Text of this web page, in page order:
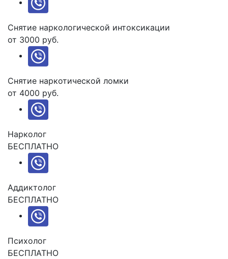
Снятие наркологической интоксикации
от 3000 руб.
Снятие наркотической ломки
от 4000 руб.
Нарколог
БЕСПЛАТНО
Аддиктолог
БЕСПЛАТНО
Психолог
БЕСПЛАТНО